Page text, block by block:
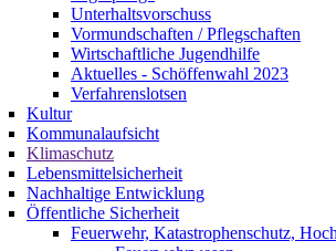
Unterhaltsvorschuss
Vormundschaften / Pflegschaften
Wirtschaftliche Jugendhilfe
Aktuelles - Schöffenwahl 2023
Verfahrenslotsen
Kultur
Kommunalaufsicht
Klimaschutz
Lebensmittelsicherheit
Nachhaltige Entwicklung
Öffentliche Sicherheit
Feuerwehr, Katastrophenschutz,